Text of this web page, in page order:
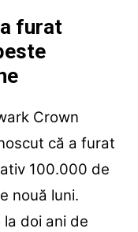
furat
Crown
că a furat
100.000 de
nouă luni.
doi ani de